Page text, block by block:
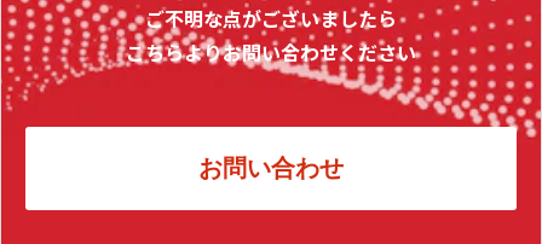
ご不明な点がございましたら
こちらよりお問い合わせください
お問い合わせ